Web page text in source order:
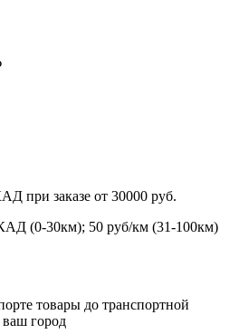
при заказе от 30000 руб.
(0-30км); 50 руб/км (31-100км)
товары до транспортной
город